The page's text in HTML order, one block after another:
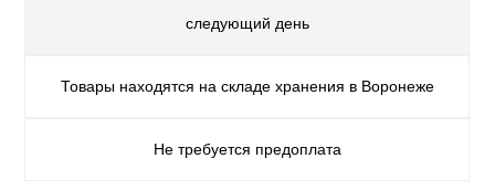
следующий день
Товары находятся на складе хранения в Воронеже
Не требуется предоплата